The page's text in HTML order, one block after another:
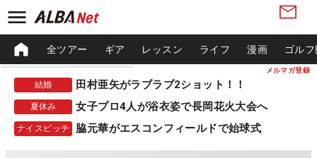
メルマガ登録
全ツアー ギア レッスン ライフ 漫画 ゴル
結婚 田村亜矢がラブラブ2ショット！！
夏休み 女子プロ4人が浴衣姿で長岡花火大会へ
ナイスピッチ 脇元華がエスコンフィールドで始球式